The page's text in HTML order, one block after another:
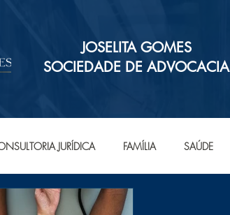
JOSELITA GOMES
SOCIEDADE DE ADVOCACIA
JURÍDICA FAMÍLIA SAÚDE